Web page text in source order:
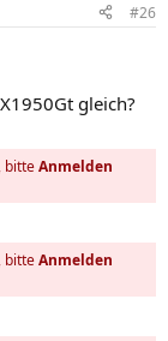
#26
gleich?
bitteAnmelden
bitteAnmelden